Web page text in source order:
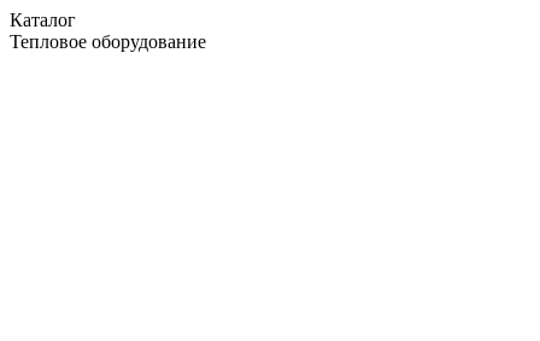
Каталог
Тепловое оборудование